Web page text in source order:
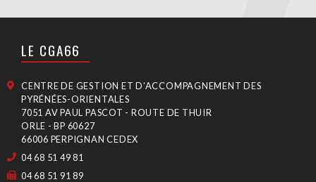
LE CGA66
CENTRE DE GESTION ET D'ACCOMPAGNEMENT DES
PYRÉNÉES-ORIENTALES
7051 AV PAUL PASCOT - ROUTE DE THUIR
ORLE - BP 60627
66006 PERPIGNAN CEDEX
04 68 51 49 81
04 68 51 91 89